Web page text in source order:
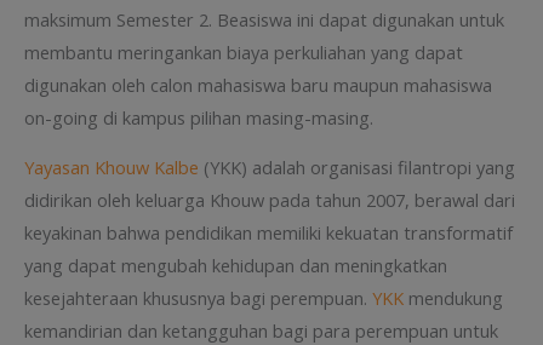
maksimum Semester 2. Beasiswa ini dapat digunakan untuk
membantu meringankan biaya perkuliahan yang dapat
digunakan oleh calon mahasiswa baru maupun mahasiswa
on-going di kampus pilihan masing-masing.
Yayasan Khouw Kalbe (YKK) adalah organisasi filantropi yang
didirikan oleh keluarga Khouw pada tahun 2007, berawal dari
keyakinan bahwa pendidikan memiliki kekuatan transformatif
yang dapat mengubah kehidupan dan meningkatkan
kesejahteraan khususnya bagi perempuan. YKK mendukung
kemandirian dan ketangguhan bagi para perempuan untuk